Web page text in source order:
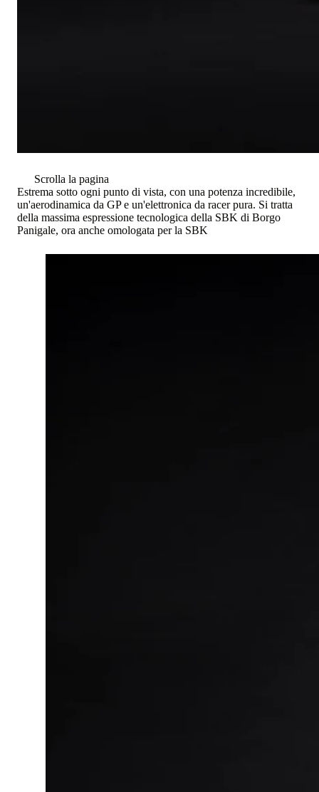
Scrolla la pagina
Estrema sotto ogni punto di vista, con una potenza incredibile,
un'aerodinamica da GP e un'elettronica da racer pura. Si tratta
della massima espressione tecnologica della SBK di Borgo
Panigale, ora anche omologata per la SBK